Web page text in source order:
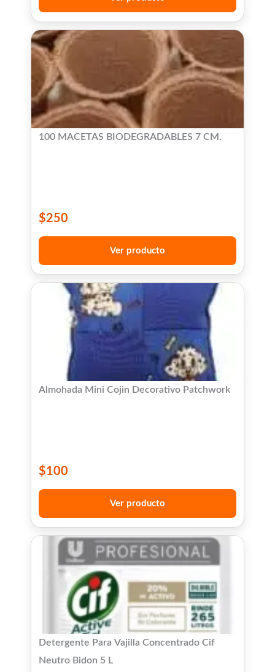
100 MACETAS BIODEGRADABLES 7 CM.
$250
Ver producto
Almohada Mini Cojin Decorativo Patchwork
$100
Ver producto
Detergente Para Vajilla Concentrado Cif
Neutro Bidon 5 L